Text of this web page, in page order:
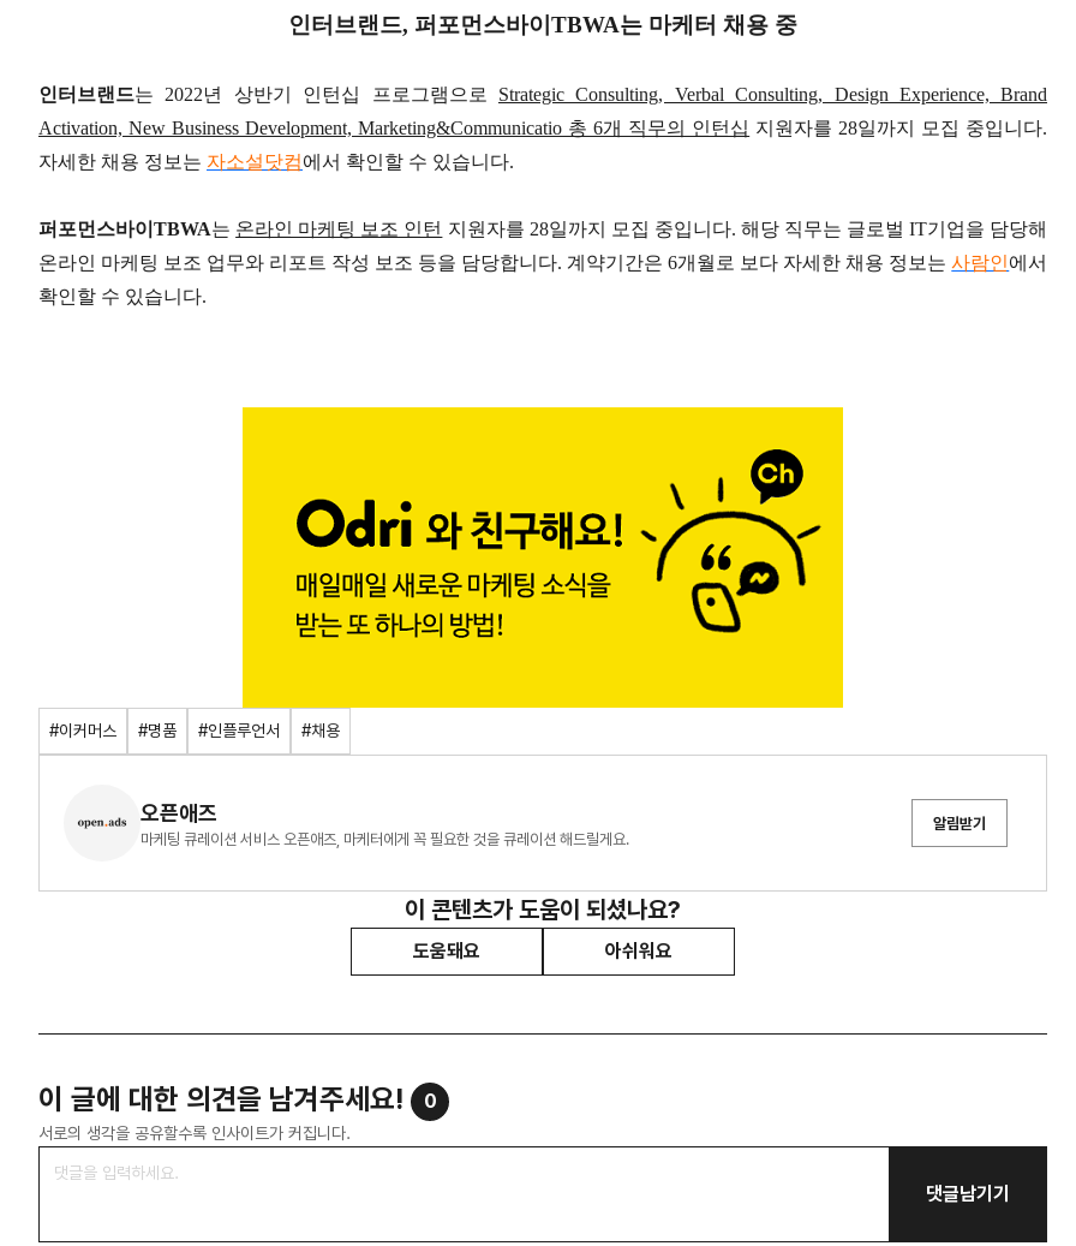
인터브랜드, 퍼포먼스바이TBWA는 마케터 채용 중
인터브랜드는 2022년 상반기 인턴십 프로그램으로 Strategic Consulting, Verbal Consulting, Design Experience, Brand
Activation, New Business Development, Marketing&Communicatio 총 6개 직무의 인턴십 지원자를 28일까지 모집 중입니다.
자세한 채용 정보는 자소설닷컴에서 확인할 수 있습니다.
퍼포먼스바이TBWA는 온라인 마케팅 보조 인턴 지원자를 28일까지 모집 중입니다. 해당 직무는 글로벌 IT기업을 담당해
온라인 마케팅 보조 업무와 리포트 작성 보조 등을 담당합니다. 계약기간은 6개월로 보다 자세한 채용 정보는사람인에서
확인할 수 있습니다.
#이커머스 #명품 #인플루언서 #채용
오픈애즈
마케팅 큐레이션 서비스 오픈애즈, 마케터에게 꼭 필요한 것을 큐레이션 해드릴게요.
알림받기
이 콘텐츠가 도움이 되셨나요?
도움돼요 아쉬워요
이 글에 대한 의견을 남겨주세요! 0
서로의 생각을 공유할수록 인사이트가 커집니다.
댓글남기기